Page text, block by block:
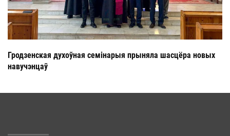
Гродзенская духоўная семінарыя прыняла шасцёра новых
навучэнцаў